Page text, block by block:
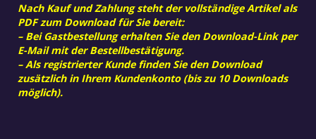
Nach Kauf und Zahlung steht der vollständige Artikel als
PDF zum Download für Sie bereit:
– Bei Gastbestellung erhalten Sie den Download-Link per
E-Mail mit der Bestellbestätigung.
– Als registrierter Kunde finden Sie den Download
zusätzlich in Ihrem Kundenkonto (bis zu 10 Downloads
möglich).